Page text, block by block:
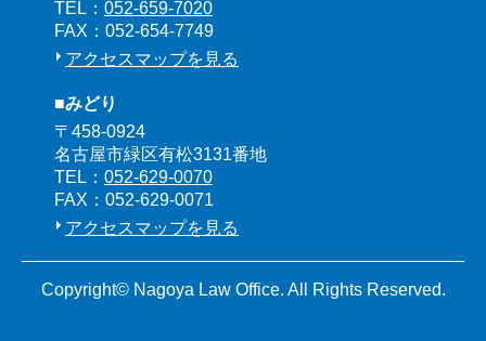
TEL： 052-659-7020
FAX：052-654-7749
アクセスマップを見る
■みどり
〒458-0924
名古屋市緑区有松3131番地
TEL： 052-629-0070
FAX：052-629-0071
アクセスマップを見る
Copyright© Nagoya Law Office. All Rights Reserved.